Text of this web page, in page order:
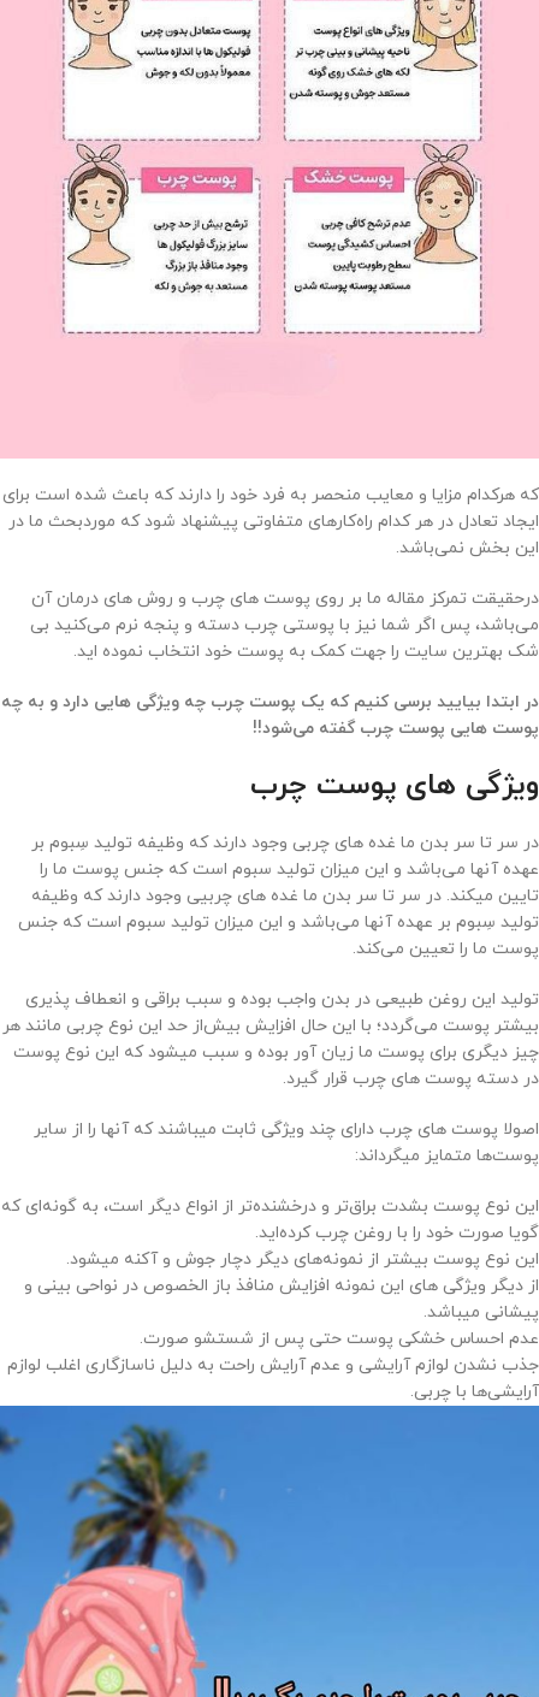
که هرکدام مزایا و معایب منحصر به فرد خود را دارند که باعث شده است برای
ایجاد تعادل در هر کدام راه‌کارهای متفاوتی پیشنهاد شود که موردبحث ما در
این بخش نمی‌باشد.
درحقیقت تمرکز مقاله ما بر روی پوست های چرب و روش های درمان آن
می‌باشد، پس اگر شما نیز با پوستی چرب دسته و پنجه نرم می‌کنید بی
شک بهترین سایت را جهت کمک به پوست خود انتخاب نموده اید.
در ابتدا بیایید برسی کنیم که یک پوست چرب چه ویژگی هایی دارد و به چه
پوست هایی پوست چرب گفته می‌شود!!
ویژگی های پوست چرب
در سر تا سر بدن ما غده های چربی وجود دارند که وظیفه تولید سِبوم بر
عهده آنها می‌باشد و این میزان تولید سبوم است که جنس پوست ما را
تایین میکند. در سر تا سر بدن ما غده های چربیی وجود دارند که وظیفه
تولید سِبوم بر عهده آنها می‌باشد و این میزان تولید سبوم است که جنس
پوست ما را تعیین می‌کند.
تولید این روغن طبیعی در بدن واجب بوده و سبب براقی و انعطاف پذیری
بیشتر پوست می‌گردد؛ با این حال افزایش بیش‌از حد این نوع چربی مانند هر
چیز دیگری برای پوست ما زیان آور بوده و سبب میشود که این نوع پوست
در دسته پوست های چرب قرار گیرد.
اصولا پوست های چرب دارای چند ویژگی ثابت میباشند که آنها را از سایر
پوست‌ها متمایز میگرداند:
این نوع پوست بشدت براق‌تر و درخشنده‌تر از انواع دیگر است، به گونه‌ای که
گویا صورت خود را با روغن چرب کرده‌اید.
این نوع پوست بیشتر از نمونه‌های دیگر دچار جوش و آکنه میشود.
از دیگر ویژگی های این نمونه افزایش منافذ باز الخصوص در نواحی بینی و
پیشانی میباشد.
عدم احساس خشکی پوست حتی پس از شستشو صورت.
جذب نشدن لوازم آرایشی و عدم آرایش راحت به دلیل ناسازگاری اغلب لوازم
آرایشی‌ها با چربی.